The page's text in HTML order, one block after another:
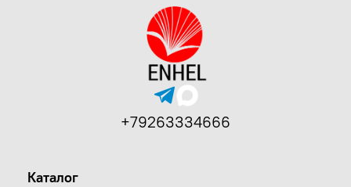
Каталог
+79263334666